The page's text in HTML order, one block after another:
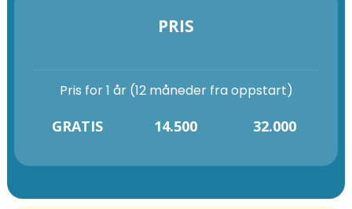
PRIS
Pris for 1 år (12 måneder fra oppstart)
GRATIS 14.500 32.000